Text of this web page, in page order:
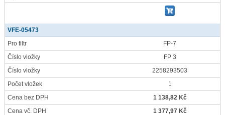
VFE-05473
Pro filtr
FP-7
Číslo vložky
FP 3
Číslo vložky
2258293503
Počet vložek
1
Cena bez DPH
1 138,82 Kč
Cena vč. DPH
1 377,97 Kč